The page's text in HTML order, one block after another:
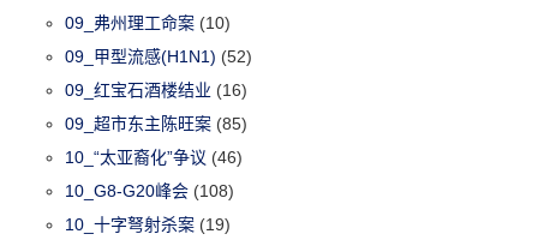
09_弗州理工命案 (10)
09_甲型流感(H1N1) (52)
09_红宝石酒楼结业 (16)
09_超市东主陈旺案 (85)
10_“太亚裔化”争议 (46)
10_G8-G20峰会 (108)
10_十字弩射杀案 (19)